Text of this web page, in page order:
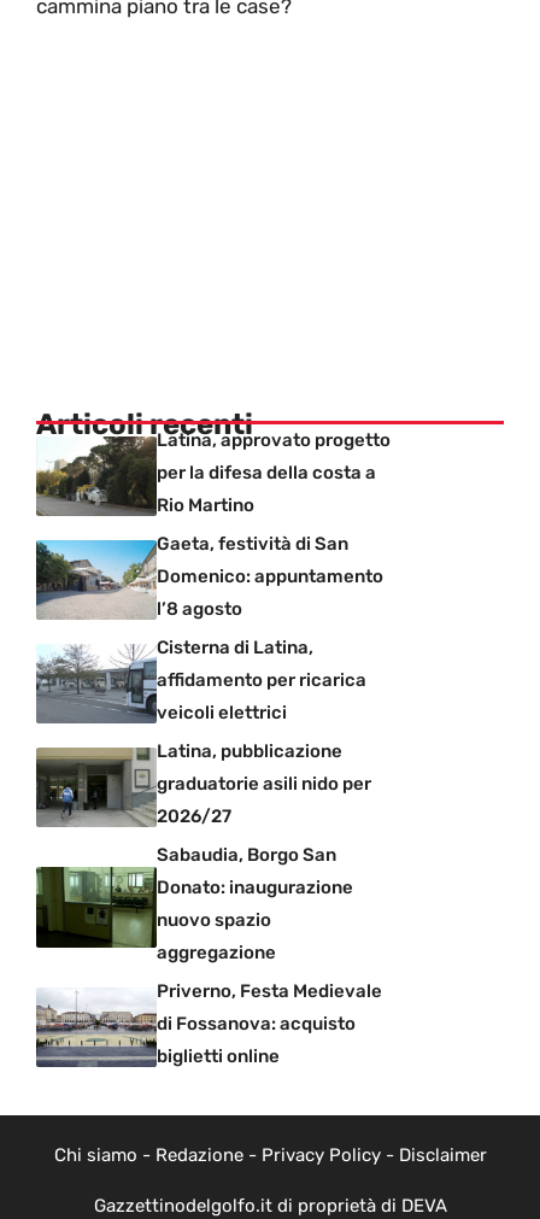
cammina piano tra le case?
Articoli recentiLatina, approvato progetto
per la difesa della costa a
Rio Martino
Gaeta, festività di San
Domenico: appuntamento
l’8 agosto
Cisterna di Latina,
affidamento per ricarica
veicoli elettrici
Latina, pubblicazione
graduatorie asili nido per
2026/27
Sabaudia, Borgo San
Donato: inaugurazione
nuovo spazio
aggregazione
Priverno, Festa Medievale
di Fossanova: acquisto
biglietti online
Chi siamo - Redazione- Privacy Policy- Disclaimer
Gazzettinodelgolfo.it di proprietà di DEVA